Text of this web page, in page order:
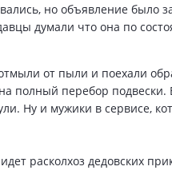
но объявление было
думали что она по
от пыли и поехали
полный перебор подвески.
Ну и мужики в сервисе,
расколхоз дедовских